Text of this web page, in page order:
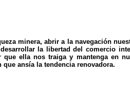
minera, abrir a la navegación
la libertad del comercio
ella nos traiga y mantenga en
ansía la tendencia renovadora.